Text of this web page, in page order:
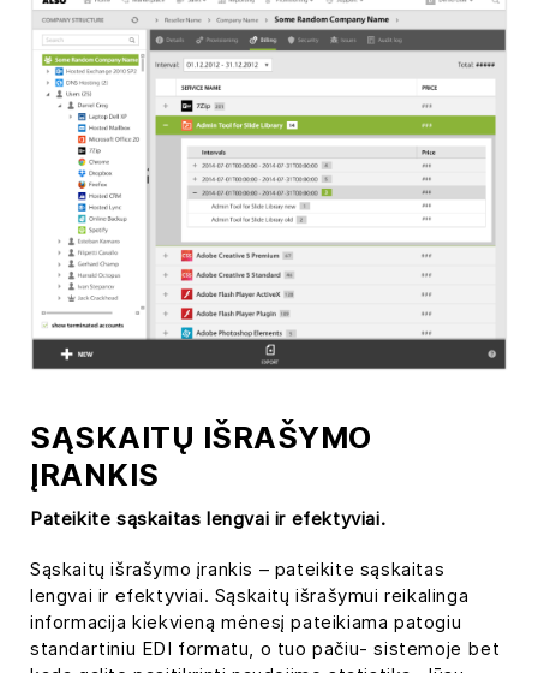
SĄSKAITŲ IŠRAŠYMO
ĮRANKIS
Pateikite sąskaitas lengvai ir efektyviai.
Sąskaitų išrašymo įrankis – pateikite sąskaitas
lengvai ir efektyviai. Sąskaitų išrašymui reikalinga
informacija kiekvieną mėnesį pateikiama patogiu
standartiniu EDI formatu, o tuo pačiu- sistemoje bet